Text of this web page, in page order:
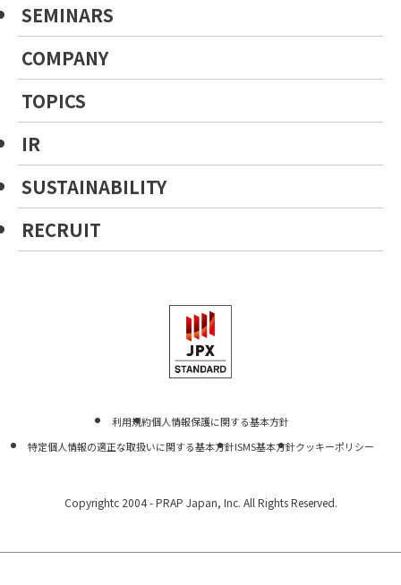
SEMINARS
COMPANY
TOPICS
IR
SUSTAINABILITY
RECRUIT
利用規約個人情報保護に関する基本方針
特定個人情報の適正な取扱いに関する基本方針ISMS基本方針クッキーポリシー
Copyrightc 2004 -PRAP Japan, Inc. All Rights Reserved.